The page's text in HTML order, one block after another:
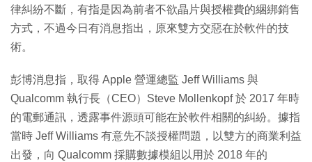
律糾紛不斷，有指是因為前者不欲晶片與授權費的綑綁銷售
方式，不過今日有消息指出，原來雙方交惡在於軟件的技
術。
彭博消息指，取得 Apple 營運總監 Jeff Williams 與
Qualcomm 執行長（CEO）Steve Mollenkopf 於 2017 年時
的電郵通訊，透露事件源頭可能在於軟件相關的糾紛。據指
當時 Jeff Williams 有意先不談授權問題，以雙方的商業利益
出發，向 Qualcomm 採購數據模組以用於 2018 年的